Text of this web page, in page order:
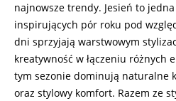
najnowsze trendy. Jesień to
inspirujących pór roku pod
dni sprzyjają warstwowym
kreatywność w łączeniu różnych
tym sezonie dominują naturalne
oraz stylowy komfort. Razem ze